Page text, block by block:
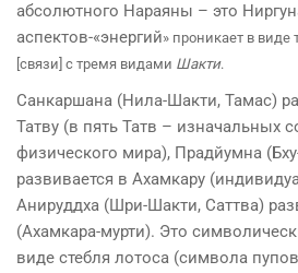
абсолютного Нараяны – это
аспектов-«энергий» проникает в виде
[связи] с тремя видами Шакти.
Санкаршана (Нила-Шакти, Тамас)
Татву (в пять Татв – изначальных
физического мира), Прадйумна
развивается в Ахамкару
Анируддха (Шри-Шакти, Саттва)
(Ахамкара-мурти). Это
виде стебля лотоса (символа